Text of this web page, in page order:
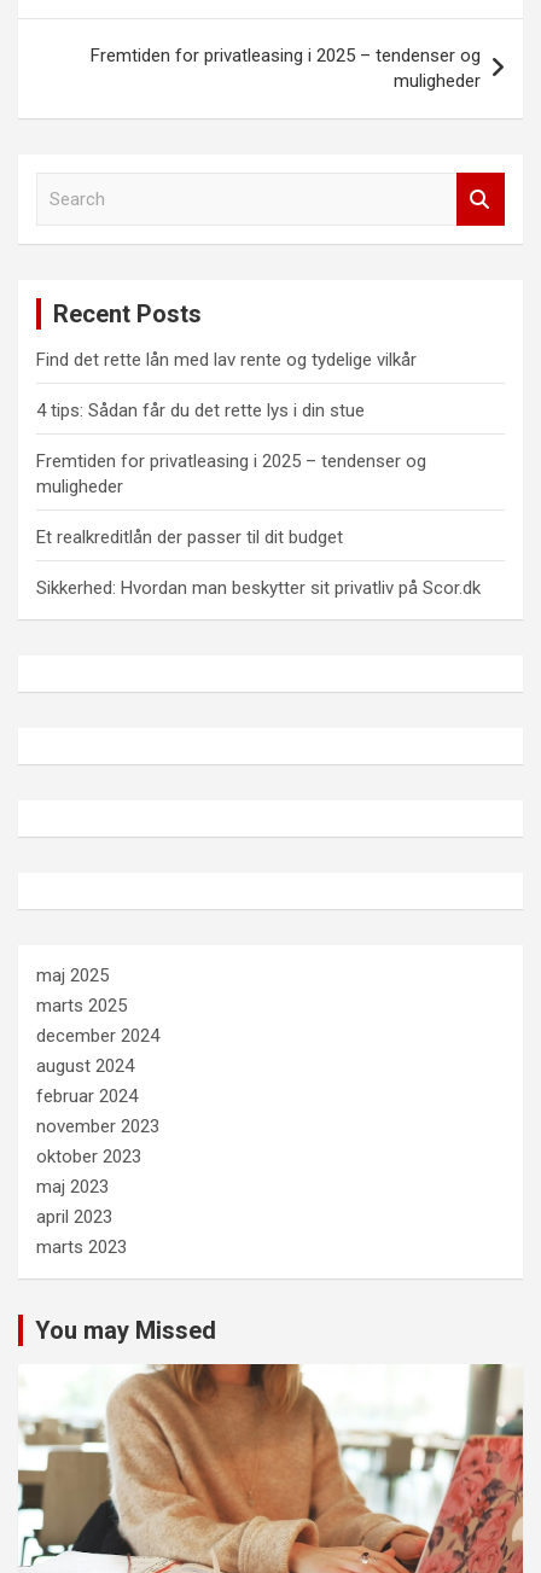
Fremtiden for privatleasing i 2025 – tendenser og
muligheder
Recent Posts
Find det rette lån med lav rente og tydelige vilkår
4 tips: Sådan får du det rette lys i din stue
Fremtiden for privatleasing i 2025 – tendenser og
muligheder
Et realkreditlån der passer til dit budget
Sikkerhed: Hvordan man beskytter sit privatliv på Scor.dk
maj 2025
marts 2025
december 2024
august 2024
februar 2024
november 2023
oktober 2023
maj 2023
april 2023
marts 2023
You may Missed